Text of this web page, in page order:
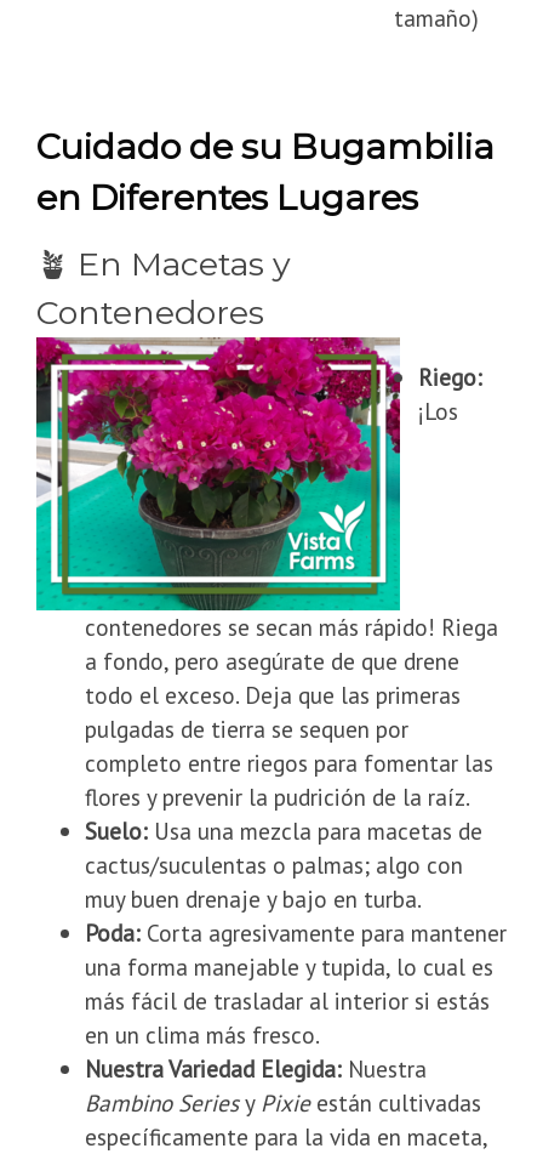
tamaño)
Cuidado de su Bugambilia
en Diferentes Lugares
🪴 En Macetas y
Contenedores
Riego:
¡Los
contenedores se secan más rápido! Riega
a fondo, pero asegúrate de que drene
todo el exceso. Deja que las primeras
pulgadas de tierra se sequen por
completo entre riegos para fomentar las
flores y prevenir la pudrición de la raíz.
Suelo: Usa una mezcla para macetas de
cactus/suculentas o palmas; algo con
muy buen drenaje y bajo en turba.
Poda: Corta agresivamente para mantener
una forma manejable y tupida, lo cual es
más fácil de trasladar al interior si estás
en un clima más fresco.
Nuestra Variedad Elegida: Nuestra
Bambino Seriesy Pixieestán cultivadas
específicamente para la vida en maceta,